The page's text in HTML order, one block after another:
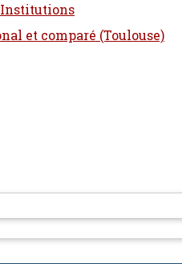
Institutions
et comparé (Toulouse)